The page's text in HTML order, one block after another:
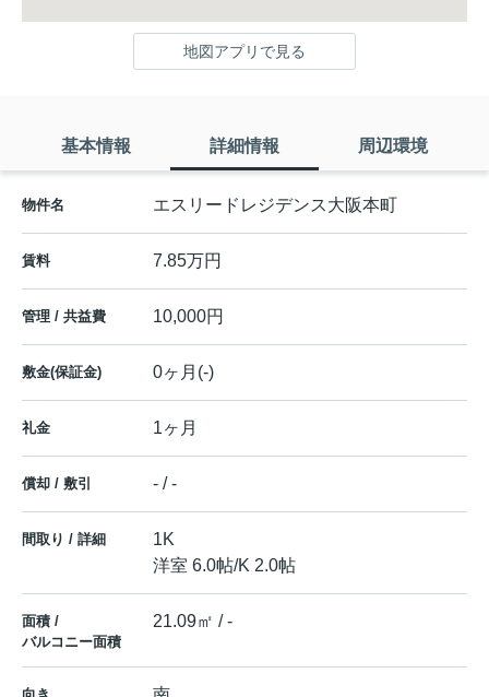
地図アプリで見る
基本情報 詳細情報 周辺環境
物件名 エスリードレジデンス大阪本町
賃料 7.85万円
管理 / 共益費 10,000円
敷金(保証金) 0ヶ月(-)
礼金 1ヶ月
償却 / 敷引 - / -
間取り / 詳細
1K
洋室 6.0帖/K 2.0帖
面積 /
バルコニー面積
21.09㎡ / -